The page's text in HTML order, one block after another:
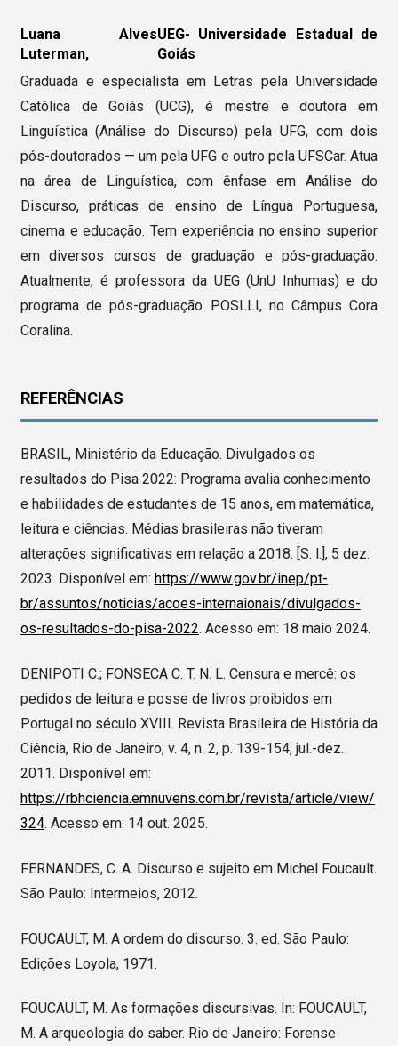
Luana Alves
Luterman,
UEG- Universidade Estadual de
Goiás
Graduada e especialista em Letras pela Universidade
Católica de Goiás (UCG), é mestre e doutora em
Linguística (Análise do Discurso) pela UFG, com dois
pós-doutorados — um pela UFG e outro pela UFSCar. Atua
na área de Linguística, com ênfase em Análise do
Discurso, práticas de ensino de Língua Portuguesa,
cinema e educação. Tem experiência no ensino superior
em diversos cursos de graduação e pós-graduação.
Atualmente, é professora da UEG (UnU Inhumas) e do
programa de pós-graduação POSLLI, no Câmpus Cora
Coralina.
REFERÊNCIAS
BRASIL, Ministério da Educação. Divulgados os
resultados do Pisa 2022: Programa avalia conhecimento
e habilidades de estudantes de 15 anos, em matemática,
leitura e ciências. Médias brasileiras não tiveram
alterações significativas em relação a 2018. [S. l.], 5 dez.
2023. Disponível em: https://www.gov.br/inep/pt-
br/assuntos/noticias/acoes-internaionais/divulgados-
os-resultados-do-pisa-2022. Acesso em: 18 maio 2024.
DENIPOTI C.; FONSECA C. T. N. L. Censura e mercê: os
pedidos de leitura e posse de livros proibidos em
Portugal no século XVIII. Revista Brasileira de História da
Ciência, Rio de Janeiro, v. 4, n. 2, p. 139-154, jul.-dez.
2011. Disponível em:
https://rbhciencia.emnuvens.com.br/revista/article/view/
324. Acesso em: 14 out. 2025.
FERNANDES, C. A. Discurso e sujeito em Michel Foucault.
São Paulo: Intermeios, 2012.
FOUCAULT, M. A ordem do discurso. 3. ed. São Paulo:
Edições Loyola, 1971.
FOUCAULT, M. As formações discursivas. In: FOUCAULT,
M. A arqueologia do saber. Rio de Janeiro: Forense